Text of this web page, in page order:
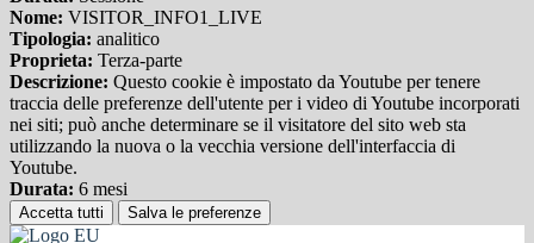
Nome: VISITOR_INFO1_LIVE
Tipologia: analitico
Proprieta: Terza-parte
Descrizione: Questo cookie è impostato da Youtube per tenere
traccia delle preferenze dell'utente per i video di Youtube incorporati
nei siti; può anche determinare se il visitatore del sito web sta
utilizzando la nuova o la vecchia versione dell'interfaccia di
Youtube.
Durata: 6 mesi
Accetta tutti Salva le preferenze